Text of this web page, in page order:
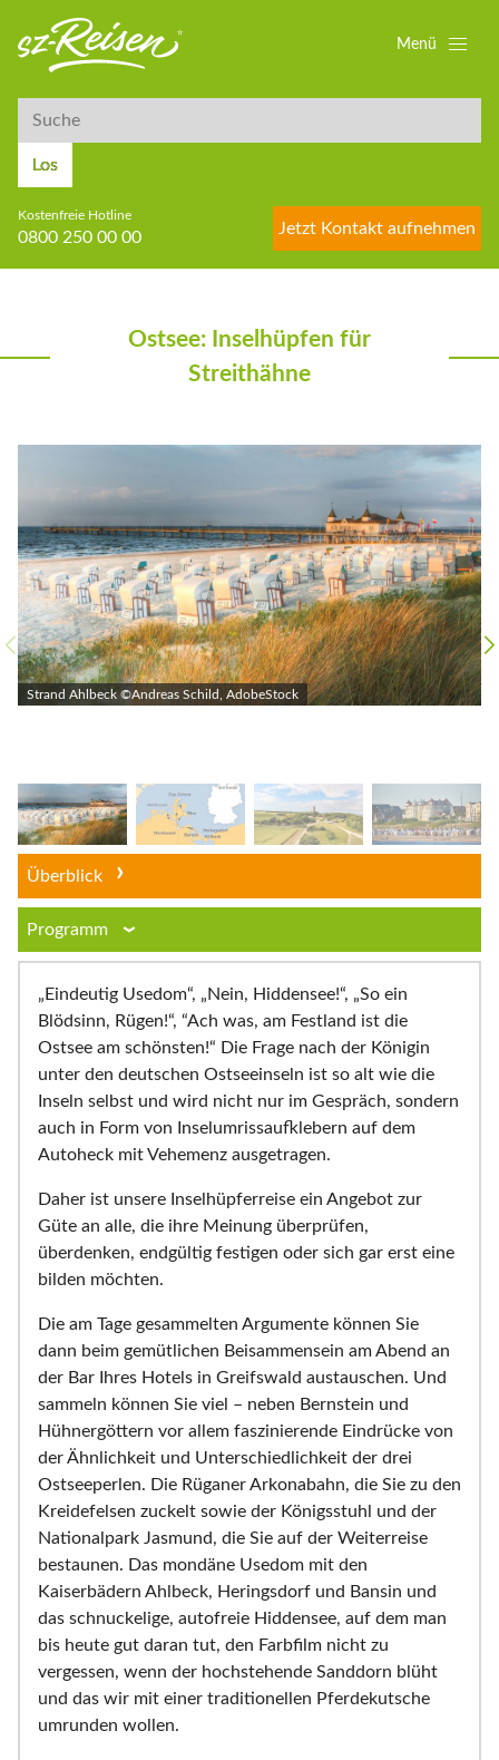
Suche
Los
Kostenfreie Hotline
0800 250 00 00
Jetzt Kontakt aufnehmen
Menü
Ostsee: Inselhüpfen für
Streithähne
Strand Ahlbeck ©Andreas Schild, AdobeStock
Überblick
Programm
„Eindeutig Usedom“, „Nein, Hiddensee!“, „So ein
Blödsinn, Rügen!“, “Ach was, am Festland ist die
Ostsee am schönsten!“ Die Frage nach der Königin
unter den deutschen Ostseeinseln ist so alt wie die
Inseln selbst und wird nicht nur im Gespräch, sondern
auch in Form von Inselumrissaufklebern auf dem
Autoheck mit Vehemenz ausgetragen.
Daher ist unsere Inselhüpferreise ein Angebot zur
Güte an alle, die ihre Meinung überprüfen,
überdenken, endgültig festigen oder sich gar erst eine
bilden möchten.
Die am Tage gesammelten Argumente können Sie
dann beim gemütlichen Beisammensein am Abend an
der Bar Ihres Hotels in Greifswald austauschen. Und
sammeln können Sie viel – neben Bernstein und
Hühnergöttern vor allem faszinierende Eindrücke von
der Ähnlichkeit und Unterschiedlichkeit der drei
Ostseeperlen. Die Rüganer Arkonabahn, die Sie zu den
Kreidefelsen zuckelt sowie der Königsstuhl und der
Nationalpark Jasmund, die Sie auf der Weiterreise
bestaunen. Das mondäne Usedom mit den
Kaiserbädern Ahlbeck, Heringsdorf und Bansin und
das schnuckelige, autofreie Hiddensee, auf dem man
bis heute gut daran tut, den Farbfilm nicht zu
vergessen, wenn der hochstehende Sanddorn blüht
und das wir mit einer traditionellen Pferdekutsche
umrunden wollen.